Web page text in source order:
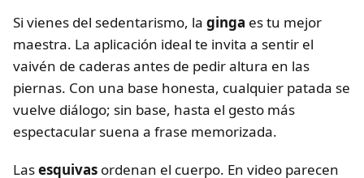
Si vienes del sedentarismo, la ginga es tu mejor
maestra. La aplicación ideal te invita a sentir el
vaivén de caderas antes de pedir altura en las
piernas. Con una base honesta, cualquier patada se
vuelve diálogo; sin base, hasta el gesto más
espectacular suena a frase memorizada.
Lasesquivas ordenan el cuerpo. En video parecen